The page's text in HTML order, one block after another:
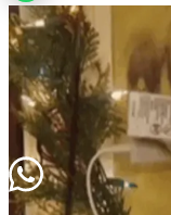
wake-up
voor singles
alle
autumn
voor
lees & luister